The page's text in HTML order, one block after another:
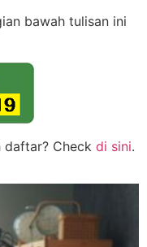
bawah tulisan ini
daftar? Check di sini.